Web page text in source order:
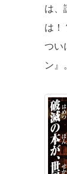
は、
は！
つい
ン』